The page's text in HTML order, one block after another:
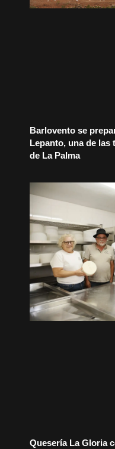
Barlovento se
Lepanto, una de
de La Palma
Quesería La Gloria